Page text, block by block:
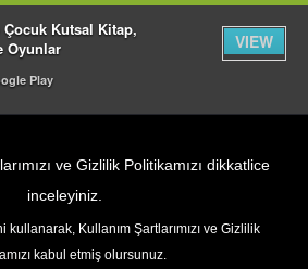
Kutsal Kitap,
Oyunlar
Play
VIEW
ve Gizlilik Politikamızı dikkatlice
inceleyiniz.
Kullanım Şartlarımızı ve Gizlilik
kabul etmiş olursunuz.